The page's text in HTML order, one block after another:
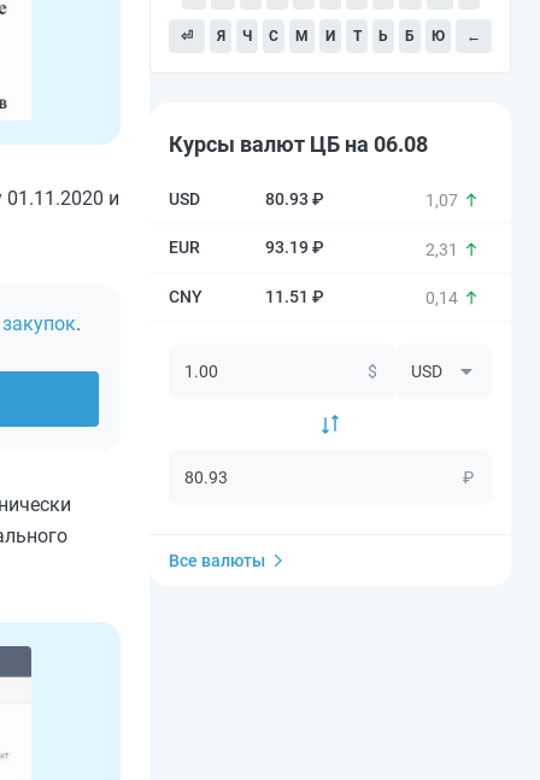
01.11.2020 и
.
⏎ Я Ч С М И Т Ь Б Ю ←
Курсы валют ЦБ на 06.08
80.93 ₽ 1,07
93.19 ₽ 2,31
11.51 ₽ 0,14
$
₽
Все валюты